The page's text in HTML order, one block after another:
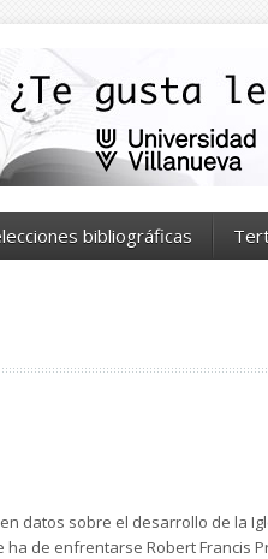
bibliográficas
datos sobre el desarrollo de la
de enfrentarse Robert Francis